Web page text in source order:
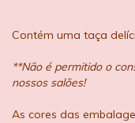
Contém uma taça
**Não é permitido o
nossos salões!
As cores das